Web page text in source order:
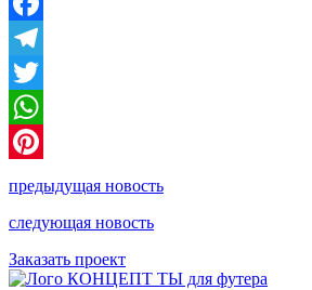
Facebook
Telegram
Twitter
WhatsApp
предыдущая новость
следующая новость
Заказать проект